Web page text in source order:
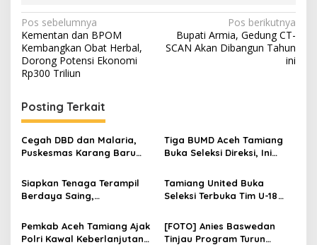
N
a
v
i
g
a
s
i
p
o
s
Pos sebelumnya
Kementan dan BPOM
Kembangkan Obat Herbal,
Dorong Potensi Ekonomi
Rp300 Triliun
Pos berikutnya
Bupati Armia, Gedung CT-
SCAN Akan Dibangun Tahun
ini
Posting Terkait
Cegah DBD dan Malaria,
Puskesmas Karang Baru
Tiga BUMD Aceh Tamiang
Buka Seleksi Direksi, Ini
Pendaftarannya
Siapkan Tenaga Terampil
Berdaya Saing,
Tamiang Buka Pelatihan
Kerja 2026
Tamiang United Buka
Seleksi Terbuka Tim U-18
Aceh 2026
Pemkab Aceh Tamiang Ajak
Polri Kawal Keberlanjutan
[FOTO] Anies Baswedan
Tinjau Program Turun